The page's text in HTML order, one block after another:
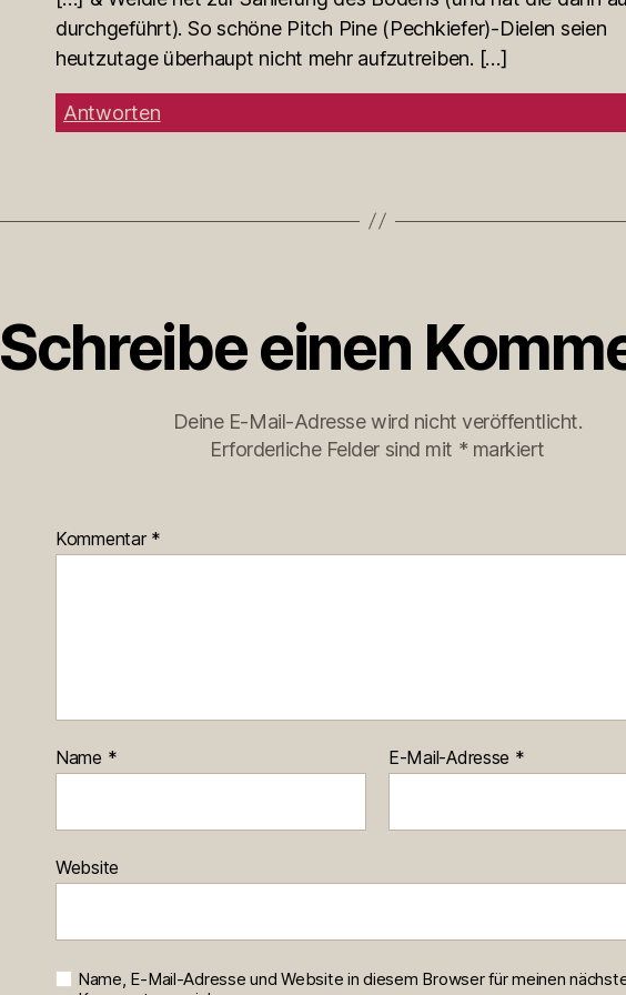
durchgeführt). So schöne Pitch Pine (Pechkiefer)-Dielen seien
heutzutage überhaupt nicht mehr aufzutreiben. […]
Antworten
Schreibe einen
Deine E-Mail-Adresse wird nicht veröffentlicht.
Erforderliche Felder sind mit * markiert
Kommentar *
Name * E-Mail-Adresse *
Website
Name, E-Mail-Adresse und Website in diesem Browser für meinen